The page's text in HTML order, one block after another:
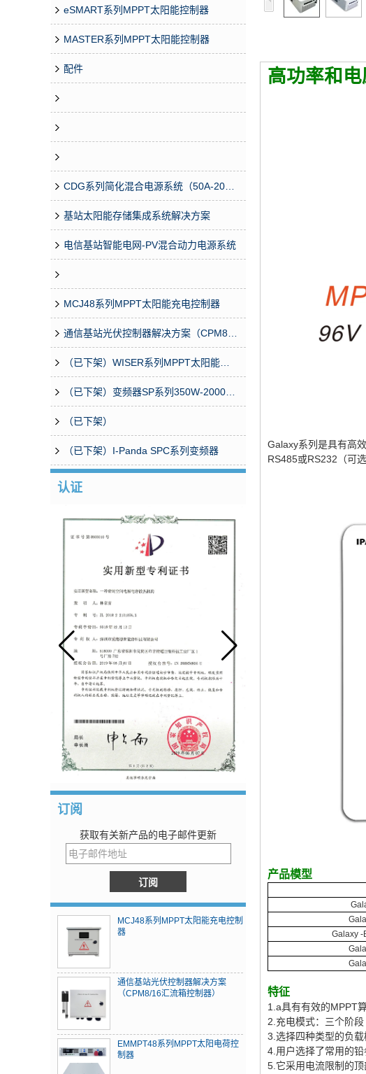
eSMART系列MPPT太阳能控制器
MASTER系列MPPT太阳能控制器
配件
基站太阳能存储集成系统解决方案
电信基站智能电网-PV混合动力电源系统
MCJ48系列MPPT太阳能充电控制器
（已下架）
（已下架）I-Panda SPC系列变频器
认证
订阅
获取有关新产品的电子邮件更新
MCJ48系列MPPT太阳能充电控制
器
通信基站光伏控制器解决方案
（CPM8/16汇流箱控制器）
EMMPT48系列MPPT太阳电荷控
制器
高功率和
Galaxy系列是具有高
RS485或RS232（可
产品模型
Galaxy -
特征
1.a具有有效的MPPT
2.充电模式：三个阶
3.选择四种类型的负载
4.用户选择了常用的
5.它采用电流限制的